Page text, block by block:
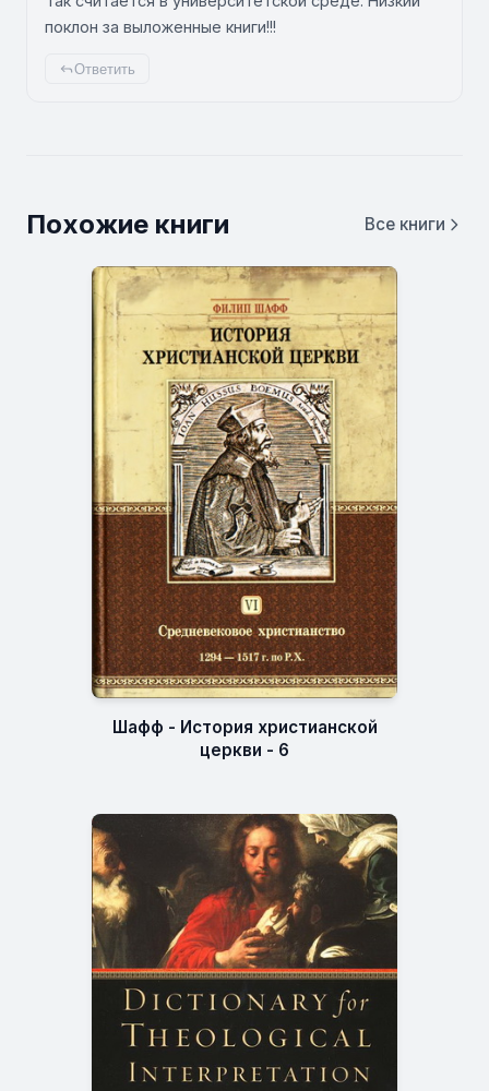
поклон за выложенные книги!!!
Ответить
Похожие книги Все книги
Шафф - История христианской
церкви - 6